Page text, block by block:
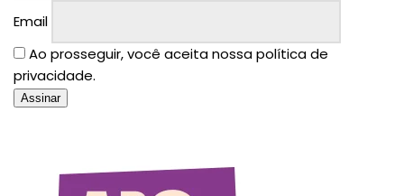
Email
Ao prosseguir, você aceita nossa política de
privacidade.